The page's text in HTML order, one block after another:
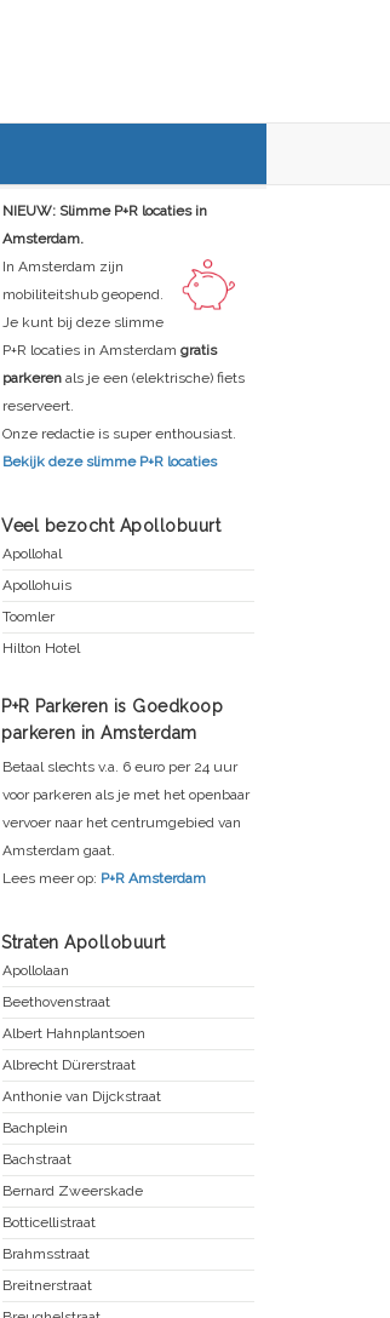
NIEUW: Slimme P+R locaties in
Amsterdam.
In Amsterdam zijn
mobiliteitshub geopend.
Je kunt bij deze slimme
P+R locaties in Amsterdam gratis
parkeren als je een (elektrische) fiets
reserveert.
Onze redactie is super enthousiast.
Bekijk deze slimme P+R locaties
Veel bezocht Apollobuurt
Apollohal
Apollohuis
Toomler
Hilton Hotel
P+R Parkeren is Goedkoop
parkeren in Amsterdam
Betaal slechts v.a. 6 euro per 24 uur
voor parkeren als je met het openbaar
vervoer naar het centrumgebied van
Amsterdam gaat.
Lees meer op: P+R Amsterdam
Straten Apollobuurt
Apollolaan
Beethovenstraat
Albert Hahnplantsoen
Albrecht Dürerstraat
Anthonie van Dijckstraat
Bachplein
Bachstraat
Bernard Zweerskade
Botticellistraat
Brahmsstraat
Breitnerstraat